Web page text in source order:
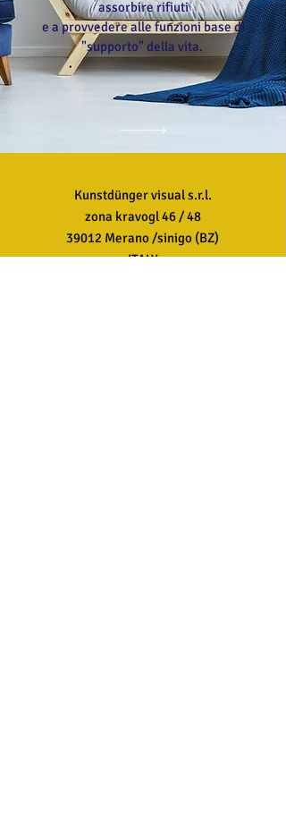
assorbire rifiuti
e a provvedere alle funzioni base di
"supporto" della vita.
Kunstdünger visual s.r.l.
zona kravogl 46 / 48
39012 Merano /sinigo (BZ)
ITALY